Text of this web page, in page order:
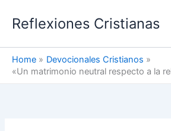
Reflexiones Cristianas
Home
Devocionales Cristianos
«Un matrimonio neutral respecto a la